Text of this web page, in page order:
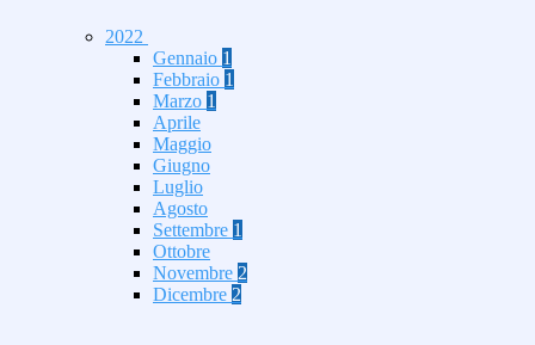
2022
Gennaio 1
Febbraio 1
Marzo 1
Aprile
Maggio
Giugno
Luglio
Agosto
Settembre 1
Ottobre
Novembre 2
Dicembre 2